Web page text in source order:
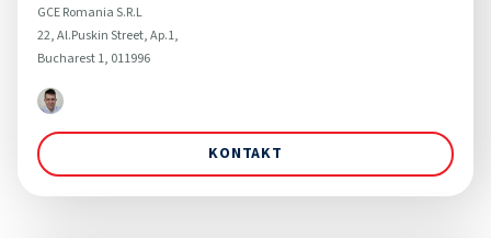
GCE Romania S.R.L
22, Al.Puskin Street, Ap.1,
Bucharest 1, 011996
KONTAKT